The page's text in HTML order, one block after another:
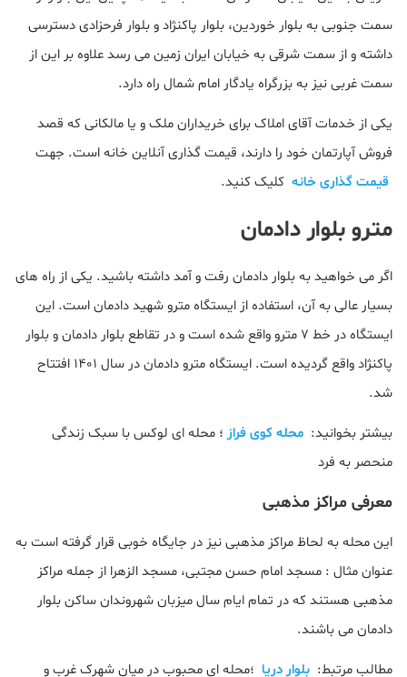
سمت جنوبی به بلوار خوردین، بلوار پاکنژاد و بلوار فرحزادی دسترسی
داشته و از سمت شرقی به خیابان ایران زمین می رسد علاوه بر این از
سمت غربی نیز به بزرگراه یادگار امام شمال راه دارد.
یکی از خدمات آقای املاک برای خریداران ملک و یا مالکانی که قصد
فروش آپارتمان خود را دارند، قیمت گذاری آنلاین خانه است. جهت
قیمت گذاری خانه کلیک کنید.
مترو بلوار دادمان
اگر می خواهید به بلوار دادمان رفت و آمد داشته باشید. یکی از راه های
بسیار عالی به آن، استفاده از ایستگاه مترو شهید دادمان است. این
ایستگاه در خط 7 مترو واقع شده است و در تقاطع بلوار دادمان و بلوار
پاکنژاد واقع گردیده است. ایستگاه مترو دادمان در سال 1401 افتتاح
شد.
بیشتر بخوانید: محله کوی فراز ؛ محله ای لوکس با سبک زندگی
منحصر به فرد
معرفی مراکز مذهبی
این محله به لحاظ مراکز مذهبی نیز در جایگاه خوبی قرار گرفته است به
عنوان مثال : مسجد امام حسن مجتبی، مسجد الزهرا از جمله مراکز
مذهبی هستند که در تمام ایام سال میزبان شهروندان ساکن بلوار
دادمان می باشند.
مطالب مرتبط: بلوار دریا ؛محله ای محبوب در میان شهرک غرب و